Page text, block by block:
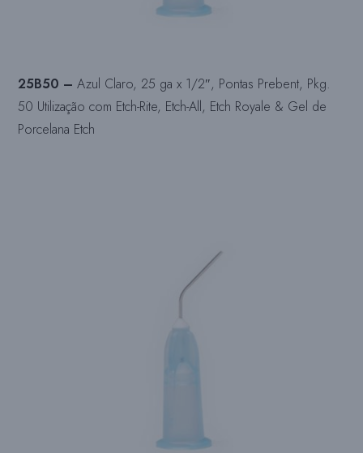
25B50 – Azul Claro, 25 ga x 1/2″, Pontas Prebent, Pkg.
50 Utilização com Etch-Rite, Etch-All, Etch Royale & Gel de
Porcelana Etch